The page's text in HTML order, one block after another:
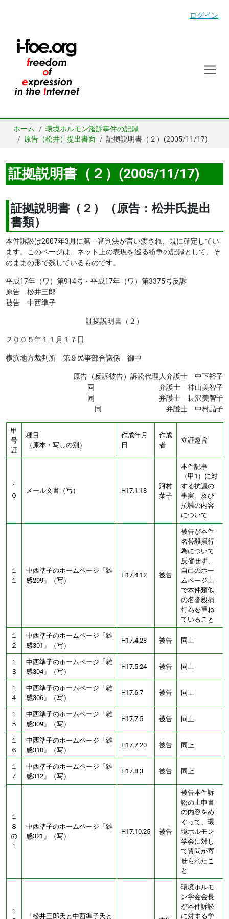
ログイン
ホーム
環境ホルモン濫訴事件の記録
原告（松井）提出書面
証拠説明書（２）(2005/11/17)
証拠説明書（２）(2005/11/17)
証拠説明書（２）（原告：松井氏提出
書類）
本件訴訟は2007年3月に第一審判決が言い渡され、既に確定してい
ます。このページは、ネット上の表現を巡る紛争の記録として、そ
のままの形で残しているものです。
平成17年（ワ）第914号・平成17年（ワ）第3375号反訴
原告 松井三郎
被告 中西準子
証拠説明書（２）
２００５年１１月１７日
横浜地方裁判所 第９民事部合議係 御中
原告（反訴被告）訴訟代理人弁護士 中下裕子
同 弁護士 神山美智子
同 弁護士 長沢美智子
同 弁護士 中村晶子
甲
号
証
種目
（原本・写しの別）
作成年月
日
作成
者
立証趣旨
１
０
メール文書（写） H17.1.18
河村
葉子
本件記事
（甲1）に対
する抗議の
事実、及び
抗議の内容
について
１
１
中西準子のホームページ「雑
感299」（写）
H17.4.12 被告
被告が本件
名誉毅損行
為について
反省せず、
自己のホー
ムページ上
で本件類似
の名誉毅損
行為を重ね
ていること
１
２
中西準子のホームページ「雑
感301」（写）
H17.4.28 被告 同上
１
３
中西準子のホームページ「雑
感304」（写）
H17.5.24 被告 同上
１
４
中西準子のホームページ「雑
感306」（写）
H17.6.7 被告 同上
１
５
中西準子のホームページ「雑
感309」（写）
H17.7.5 被告 同上
１
６
中西準子のホームページ「雑
感310」（写）
H17.7.20 被告 同上
１
７
中西準子のホームページ「雑
感312」（写）
H17.8.3 被告 同上
１
８
の
１
中西準子のホームページ「雑
感321」（写）
H17.10.25 被告
被告本件訴
訟の上申書
の内容をめ
ぐって、環
境ホルモン
学会に対し
て質問が寄
せられたこ
と
１
「松井三郎氏と中西準子氏と
環境ホルモ
ン学会会長
が本件訴訟
に対する学